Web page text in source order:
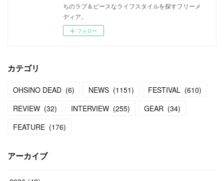
ちのラブ＆ピースなライフスタイルを探すフリーメ
ディア。
フォロー
カテゴリ
OHSINO DEAD (6) NEWS (1151) FESTIVAL (610)
REVIEW (32) INTERVIEW (255) GEAR (34)
FEATURE (176)
アーカイブ